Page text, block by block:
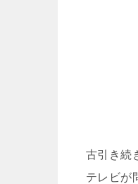
古引き続
テレビが